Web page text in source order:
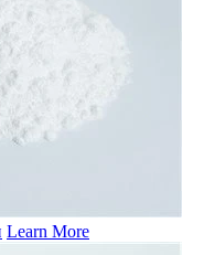
Learn More